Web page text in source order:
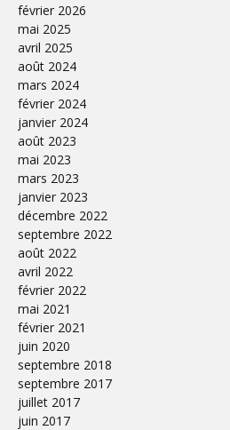
février 2026
mai 2025
avril 2025
août 2024
mars 2024
février 2024
janvier 2024
août 2023
mai 2023
mars 2023
janvier 2023
décembre 2022
septembre 2022
août 2022
avril 2022
février 2022
mai 2021
février 2021
juin 2020
septembre 2018
septembre 2017
juillet 2017
juin 2017